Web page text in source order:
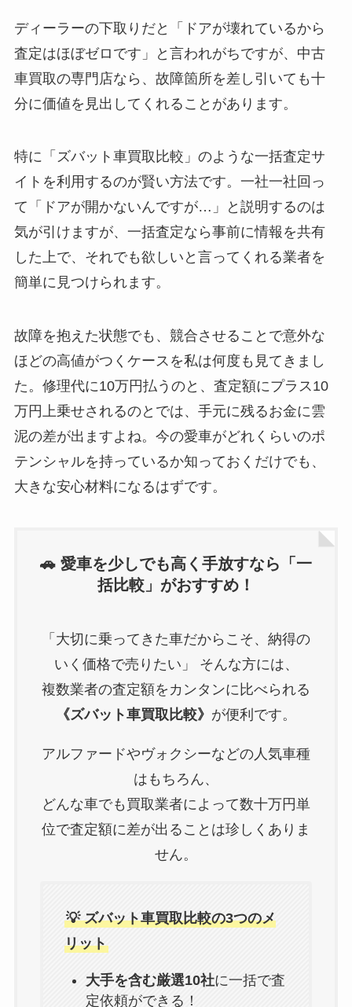
ディーラーの下取りだと「ドアが壊れているから
査定はほぼゼロです」と言われがちですが、中古
車買取の専門店なら、故障箇所を差し引いても十
分に価値を見出してくれることがあります。
特に「ズバット車買取比較」のような一括査定サ
イトを利用するのが賢い方法です。一社一社回っ
て「ドアが開かないんですが…」と説明するのは
気が引けますが、一括査定なら事前に情報を共有
した上で、それでも欲しいと言ってくれる業者を
簡単に見つけられます。
故障を抱えた状態でも、競合させることで意外な
ほどの高値がつくケースを私は何度も見てきまし
た。修理代に10万円払うのと、査定額にプラス10
万円上乗せされるのとでは、手元に残るお金に雲
泥の差が出ますよね。今の愛車がどれくらいのポ
テンシャルを持っているか知っておくだけでも、
大きな安心材料になるはずです。
🚗 愛車を少しでも高く手放すなら「一
括比較」がおすすめ！
「大切に乗ってきた車だからこそ、納得の
いく価格で売りたい」 そんな方には、
複数業者の査定額をカンタンに比べられる
《ズバット車買取比較》 が便利です。
アルファードやヴォクシーなどの人気車種
はもちろん、
どんな車でも買取業者によって数十万円単
位で査定額に差が出ることは珍しくありま
せん。
💡 ズバット車買取比較の3つのメ
リット
大手を含む厳選10社に一括で査
定依頼ができる！